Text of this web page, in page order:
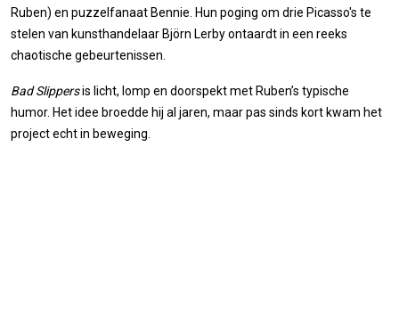
Ruben) en puzzelfanaat Bennie. Hun poging om drie Picasso's te
stelen van kunsthandelaar Björn Lerby ontaardt in een reeks
chaotische gebeurtenissen.
Bad Slippersis licht, lomp en doorspekt met Ruben’s typische
humor. Het idee broedde hij al jaren, maar pas sinds kort kwam het
project echt in beweging.